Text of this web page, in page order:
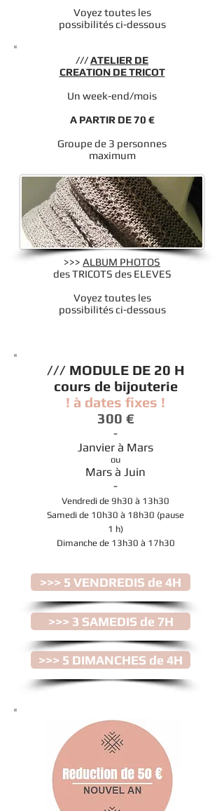
Voyez toutes les
possibilités ci-dessous
///ATELIER DE
CREATION DE TRICOT
Un week-end/mois
A PARTIR DE 70 €
Groupe de 3 personnes
maximum
>>> ALBUM PHOTOS
des TRICOTS des ELEVES
Voyez toutes les
possibilités ci-dessous
/// MODULE DE 20 H
cours de bijouterie
! à dates fixes !
300 €
-
Janvier à Mars
ou
Mars à Juin
-
Vendredi de 9h30 à 13h30
Samedi de 10h30 à 18h30 (pause
1 h)
Dimanche de 13h30 à 17h30
>>> 5 VENDREDIS de 4H
>>> 3 SAMEDIS de 7H
>>> 5 DIMANCHES de 4H